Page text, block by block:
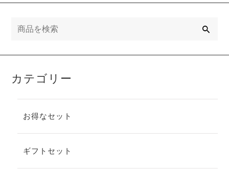
カテゴリー
お得なセット
ギフトセット